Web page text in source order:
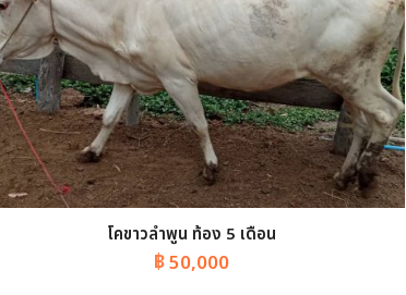
โคขาวลำพูน ท้อง 5 เดือน
฿50,000